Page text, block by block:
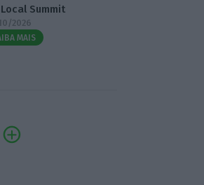
Summit
2026
MAIS